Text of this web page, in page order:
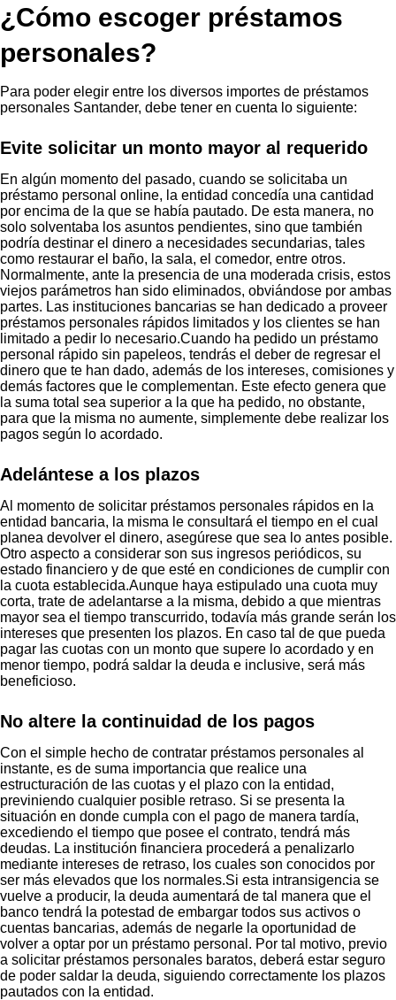
¿Cómo escoger préstamos
personales?
Para poder elegir entre los diversos importes de préstamos
personales Santander, debe tener en cuenta lo siguiente:
Evite solicitar un monto mayor al requerido
En algún momento del pasado, cuando se solicitaba un
préstamo personal online, la entidad concedía una cantidad
por encima de la que se había pautado. De esta manera, no
solo solventaba los asuntos pendientes, sino que también
podría destinar el dinero a necesidades secundarias, tales
como restaurar el baño, la sala, el comedor, entre otros.
Normalmente, ante la presencia de una moderada crisis, estos
viejos parámetros han sido eliminados, obviándose por ambas
partes. Las instituciones bancarias se han dedicado a proveer
préstamos personales rápidos limitados y los clientes se han
limitado a pedir lo necesario.Cuando ha pedido un préstamo
personal rápido sin papeleos, tendrás el deber de regresar el
dinero que te han dado, además de los intereses, comisiones y
demás factores que le complementan. Este efecto genera que
la suma total sea superior a la que ha pedido, no obstante,
para que la misma no aumente, simplemente debe realizar los
pagos según lo acordado.
Adelántese a los plazos
Al momento de solicitar préstamos personales rápidos en la
entidad bancaria, la misma le consultará el tiempo en el cual
planea devolver el dinero, asegúrese que sea lo antes posible.
Otro aspecto a considerar son sus ingresos periódicos, su
estado financiero y de que esté en condiciones de cumplir con
la cuota establecida.Aunque haya estipulado una cuota muy
corta, trate de adelantarse a la misma, debido a que mientras
mayor sea el tiempo transcurrido, todavía más grande serán los
intereses que presenten los plazos. En caso tal de que pueda
pagar las cuotas con un monto que supere lo acordado y en
menor tiempo, podrá saldar la deuda e inclusive, será más
beneficioso.
No altere la continuidad de los pagos
Con el simple hecho de contratar préstamos personales al
instante, es de suma importancia que realice una
estructuración de las cuotas y el plazo con la entidad,
previniendo cualquier posible retraso. Si se presenta la
situación en donde cumpla con el pago de manera tardía,
excediendo el tiempo que posee el contrato, tendrá más
deudas. La institución financiera procederá a penalizarlo
mediante intereses de retraso, los cuales son conocidos por
ser más elevados que los normales.Si esta intransigencia se
vuelve a producir, la deuda aumentará de tal manera que el
banco tendrá la potestad de embargar todos sus activos o
cuentas bancarias, además de negarle la oportunidad de
volver a optar por un préstamo personal. Por tal motivo, previo
a solicitar préstamos personales baratos, deberá estar seguro
de poder saldar la deuda, siguiendo correctamente los plazos
pautados con la entidad.